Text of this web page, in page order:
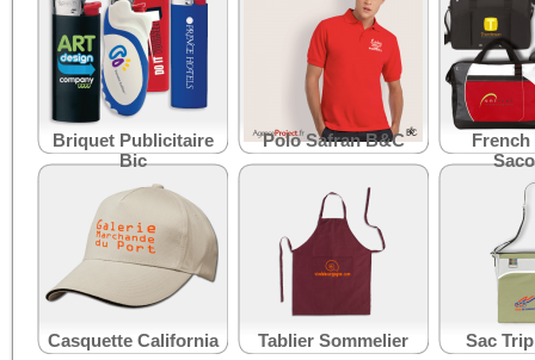
Briquet Publicitaire
Bic
Polo Safran B&C
French
Casquette California Tablier Sommelier Sac